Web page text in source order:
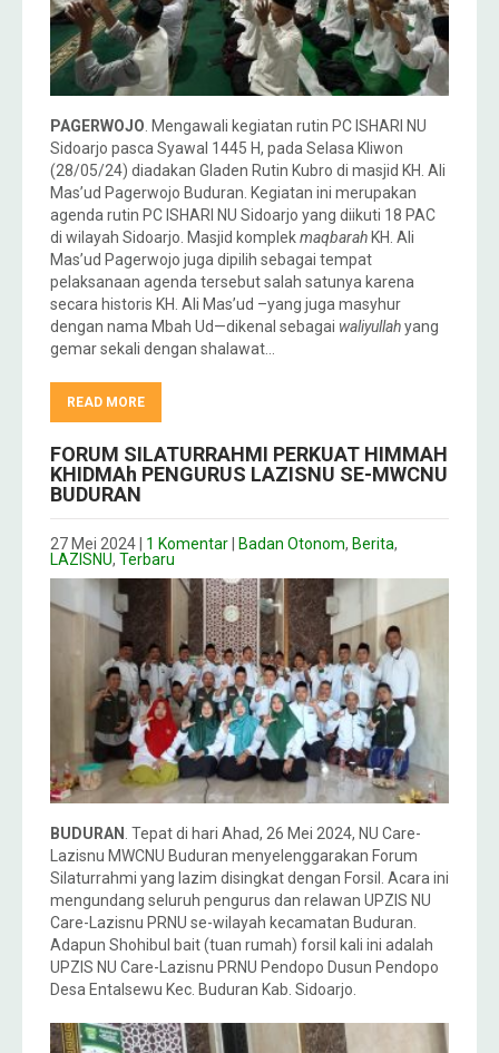
PAGERWOJO. Mengawali kegiatan rutin PC ISHARI NU
Sidoarjo pasca Syawal 1445 H, pada Selasa Kliwon
(28/05/24) diadakan Gladen Rutin Kubro di masjid KH. Ali
Mas’ud Pagerwojo Buduran. Kegiatan ini merupakan
agenda rutin PC ISHARI NU Sidoarjo yang diikuti 18 PAC
di wilayah Sidoarjo. Masjid komplekmaqbarah KH. Ali
Mas’ud Pagerwojo juga dipilih sebagai tempat
pelaksanaan agenda tersebut salah satunya karena
secara historis KH. Ali Mas’ud –yang juga masyhur
dengan nama Mbah Ud—dikenal sebagai waliyullahyang
gemar sekali dengan shalawat…
READ MORE
FORUM SILATURRAHMI PERKUAT HIMMAH
KHIDMAh PENGURUS LAZISNU SE-MWCNU
BUDURAN
27 Mei 2024 1 Komentar Badan Otonom, Berita,
LAZISNU, Terbaru
BUDURAN . Tepat di hari Ahad, 26 Mei 2024, NU Care-
Lazisnu MWCNU Buduran menyelenggarakan Forum
Silaturrahmi yang lazim disingkat dengan Forsil. Acara ini
mengundang seluruh pengurus dan relawan UPZIS NU
Care-Lazisnu PRNU se-wilayah kecamatan Buduran.
Adapun Shohibul bait (tuan rumah) forsil kali ini adalah
UPZIS NU Care-Lazisnu PRNU Pendopo Dusun Pendopo
Desa Entalsewu Kec. Buduran Kab. Sidoarjo.